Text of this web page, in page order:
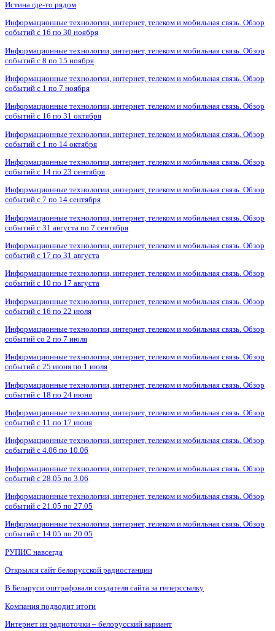
Истина где-то рядом
Информационные технологии, интернет, телеком и мобильная связь. Обзор
событий с 16 по 30 ноября
Информационные технологии, интернет, телеком и мобильная связь. Обзор
событий с 8 по 15 ноября
Информационные технологии, интернет, телеком и мобильная связь. Обзор
событий с 1 по 7 ноября
Информационные технологии, интернет, телеком и мобильная связь. Обзор
событий с 16 по 31 октября
Информационные технологии, интернет, телеком и мобильная связь. Обзор
событий с 1 по 14 октября
Информационные технологии, интернет, телеком и мобильная связь. Обзор
событий с 14 по 23 сентября
Информационные технологии, интернет, телеком и мобильная связь. Обзор
событий с 7 по 14 сентября
Информационные технологии, интернет, телеком и мобильная связь. Обзор
событий с 31 августа по 7 сентября
Информационные технологии, интернет, телеком и мобильная связь. Обзор
событий с 17 по 31 августа
Информационные технологии, интернет, телеком и мобильная связь. Обзор
событий с 10 по 17 августа
Информационные технологии, интернет, телеком и мобильная связь. Обзор
событий с 16 по 22 июля
Информационные технологии, интернет, телеком и мобильная связь. Обзор
событий со 2 по 7 июля
Информационные технологии, интернет, телеком и мобильная связь. Обзор
событий с 25 июня по 1 июля
Информационные технологии, интернет, телеком и мобильная связь. Обзор
событий с 18 по 24 июня
Информационные технологии, интернет, телеком и мобильная связь. Обзор
событий с 11 по 17 июня
Информационные технологии, интернет, телеком и мобильная связь. Обзор
событий с 4.06 по 10.06
Информационные технологии, интернет, телеком и мобильная связь. Обзор
событий с 28.05 по 3.06
Информационные технологии, интернет, телеком и мобильная связь. Обзор
событий с 21.05 по 27.05
Информационные технологии, интернет, телеком и мобильная связь. Обзор
событий с 14.05 по 20.05
РУПИС навсегда
Открылся сайт белорусской радиостанции
В Беларуси оштрафовали создателя сайта за гиперссылку
Компания подводит итоги
Интернет из радиоточки – белорусский вариант